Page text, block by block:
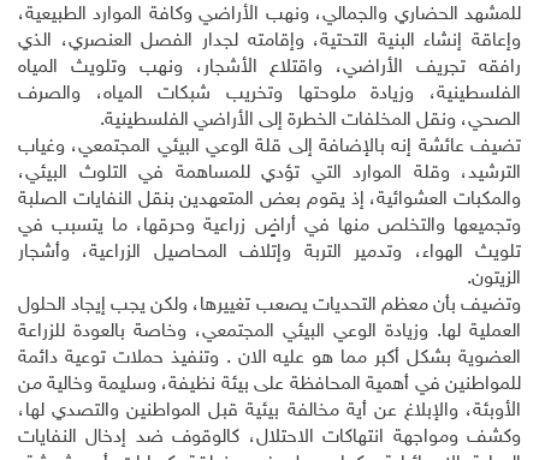
للمشهد الحضاري والجمالي، ونهب الأراضي وكافة الموارد الطبيعية،
وإعاقة إنشاء البنية التحتية، وإقامته لجدار الفصل العنصري، الذي
رافقه تجريف الأراضي، واقتلاع الأشجار، ونهب وتلويث المياه
الفلسطينية، وزيادة ملوحتها وتخريب شبكات المياه، والصرف
الصحي، ونقل المخلفات الخطرة إلى الأراضي الفلسطينية.
تضيف عائشة إنه بالإضافة إلى قلة الوعي البيئي المجتمعي، وغياب
الترشيد، وقلة الموارد التي تؤدي للمساهمة في التلوث البيئي،
والمكبات العشوائية، إذ يقوم بعض المتعهدين بنقل النفايات الصلبة
وتجميعها والتخلص منها في أراضٍ زراعية وحرقها، ما يتسبب في
تلويث الهواء، وتدمير التربة وإتلاف المحاصيل الزراعية، وأشجار
الزيتون.
وتضيف بأن معظم التحديات يصعب تغييرها، ولكن يجب إيجاد الحلول
العملية لها. وزيادة الوعي البيئي المجتمعي، وخاصة بالعودة للزراعة
العضوية بشكل أكبر مما هو عليه الان . وتنفيذ حملات توعية دائمة
للمواطنين في أهمية المحافظة على بيئة نظيفة، وسليمة وخالية من
الأوبئة، والإبلاغ عن أية مخالفة بيئية قبل المواطنين والتصدي لها،
وكشف ومواجهة انتهاكات الاحتلال، كالوقوف ضد إدخال النفايات